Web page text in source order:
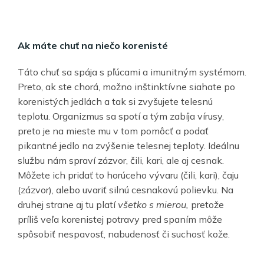
Ak máte chuť na niečo korenisté
Táto chuť sa spája s pľúcami a imunitným systémom.
Preto, ak ste chorá, možno inštinktívne siahate po
korenistých jedlách a tak si zvyšujete telesnú
teplotu. Organizmus sa spotí a tým zabíja vírusy,
preto je na mieste mu v tom pomôcť a podať
pikantné jedlo na zvýšenie telesnej teploty. Ideálnu
službu nám spraví zázvor, čili, kari, ale aj cesnak.
Môžete ich pridať to horúceho vývaru (čili, kari), čaju
(zázvor), alebo uvariť silnú cesnakovú polievku. Na
druhej strane aj tu platí všetko s mierou, pretože
príliš veľa korenistej potravy pred spaním môže
spôsobiť nespavosť, nabudenosť či suchosť kože.